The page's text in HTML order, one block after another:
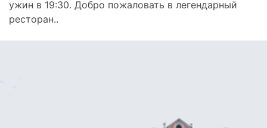
ужин в 19:30. Добро пожаловать в легендарный
ресторан..